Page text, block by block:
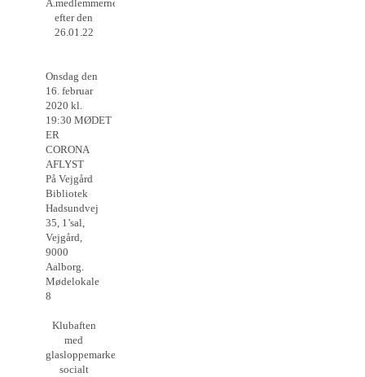
A.medlemmerne
efter den
26.01.22
Onsdag den
16. februar
2020 kl.
19:30 MØDET
ER
CORONA
AFLYST
På Vejgård
Bibliotek
Hadsundvej
35, 1’sal,
Vejgård,
9000
Aalborg.
Mødelokale
8
Klubaften
med
glasloppemarked,
socialt